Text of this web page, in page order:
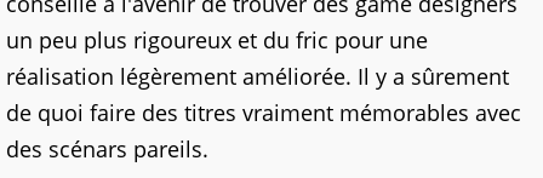
un peu plus rigoureux et du fric pour une
réalisation légèrement améliorée. Il y a sûrement
de quoi faire des titres vraiment mémorables avec
des scénars pareils.